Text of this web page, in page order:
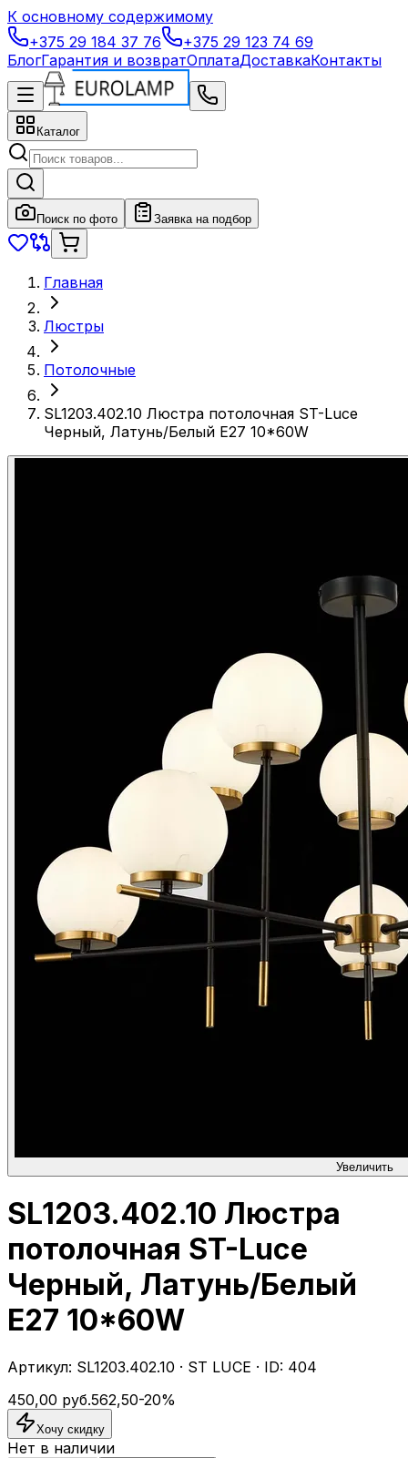
К основному содержимому
+375 29 184 37 76
+375 29 123 74 69
БлогГарантия и возвратОплатаДоставкаКонтакты
Каталог
Поиск по фото Заявка на подбор
Главная
Люстры
Потолочные
SL1203.402.10 Люстра потолочная ST-Luce
Черный, Латунь/Белый E27 10*60W
Увеличить
SL1203.402.10 Люстра
потолочная ST-Luce
Черный, Латунь/Белый
E27 10*60W
Артикул: SL1203.402.10 · ST LUCE · ID: 404
450,00 руб.562,50-20%
Хочу скидку
Нет в наличии